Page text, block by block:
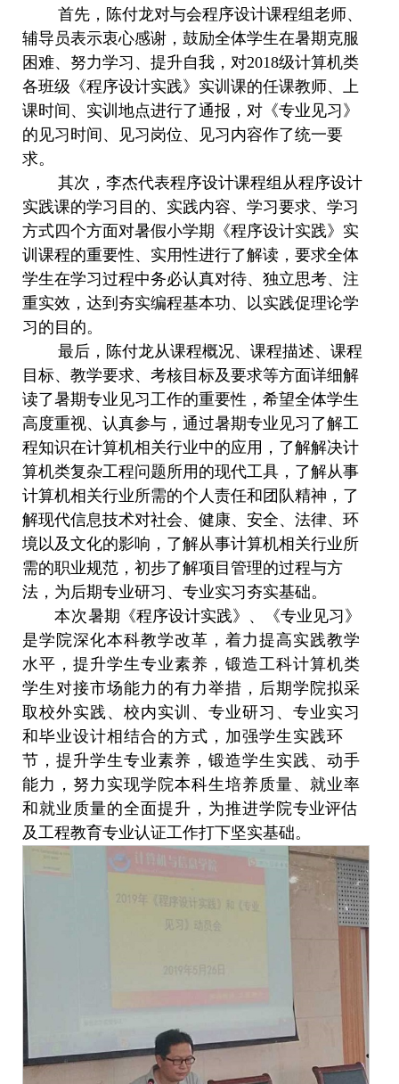
首先，陈付龙对与会程序设计课程组老师、
辅导员表示衷心感谢， 鼓励全体学生在暑期克服
困难、努力学习、提升自我， 对2018级计算机类
各班级《程序设计实践》实训课的任课教师、上
课时间、实训地点进行了通报，对《专业见习》
的见习时间、见习岗位、见习内容作了统一要
求。
其次，李杰代表程序设计课程组 从程序设计
实践课的学习目的、实践内容、学习要求、学习
方式四个方面对暑假小学期《程序设计实践》实
训课程的重要性、实用性进行了解读，要求全体
学生在学习过程中务必认真对待、独立思考、注
重实效，达到 夯实编程基本功、以实践促理论学
习的目的。
最后，陈付龙从课程概况、课程描述、课程
目标、教学要求、考核目标及要求等方面详细解
读了暑期专业见习工作的重要性，希望全体学生
高度重视、认真参与，通过暑期专业见习 了解工
程知识在计算机相关行业中的应用，了解解决计
算机类复杂工程问题所用 的现代工具，了解从事
计算机相关行业所需的个人责任和团队精神，了
解现代信息技术对社会、健康、安全、法律、环
境以及文化的影响，了解从事计算机相关行业所
需的职业规范，初步了解项目管理的过程与方
法， 为后期专业研习、专业实习夯实基础。
本次暑期《程序设计实践》、《专业见习》
是学院深化本科教学改革，着力提高实践教学
水平，提升学生专业素养，锻造工科计算机类
学生对接市场能力 的有力举措 ， 后期学院拟采
取校外实践、 校内实训、专业研习、专业实习
和毕业设计相结合的方式，加强学生 实践环
节，提升学生专业素养，锻造学生实践、动手
能力， 努力实现学院本科生培养质量、 就业率
和就业质量的全面提升 ，为推进学院专业评估
及工程教育专业认证工作打下坚实基础。